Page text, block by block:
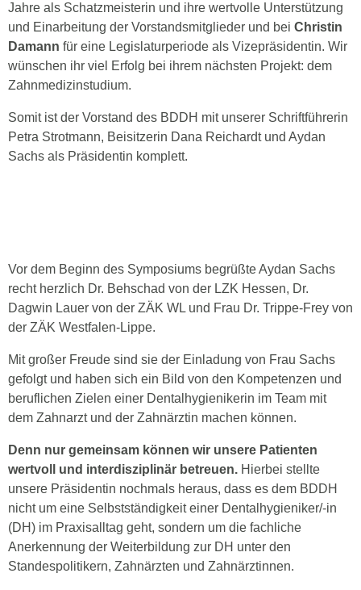
Jahre als Schatzmeisterin und ihre wertvolle Unterstützung
und Einarbeitung der Vorstandsmitglieder und bei Christin
Damann für eine Legislaturperiode als Vizepräsidentin. Wir
wünschen ihr viel Erfolg bei ihrem nächsten Projekt: dem
Zahnmedizinstudium.
Somit ist der Vorstand des BDDH mit unserer Schriftführerin
Petra Strotmann, Beisitzerin Dana Reichardt und Aydan
Sachs als Präsidentin komplett.
Vor dem Beginn des Symposiums begrüßte Aydan Sachs
recht herzlich Dr. Behschad von der LZK Hessen, Dr.
Dagwin Lauer von der ZÄK WL und Frau Dr. Trippe-Frey von
der ZÄK Westfalen-Lippe.
Mit großer Freude sind sie der Einladung von Frau Sachs
gefolgt und haben sich ein Bild von den Kompetenzen und
beruflichen Zielen einer Dentalhygienikerin im Team mit
dem Zahnarzt und der Zahnärztin machen können.
Denn nur gemeinsam können wir unsere Patienten
wertvoll und interdisziplinär betreuen. Hierbei stellte
unsere Präsidentin nochmals heraus, dass es dem BDDH
nicht um eine Selbstständigkeit einer Dentalhygieniker/-in
(DH) im Praxisalltag geht, sondern um die fachliche
Anerkennung der Weiterbildung zur DH unter den
Standespolitikern, Zahnärzten und Zahnärztinnen.